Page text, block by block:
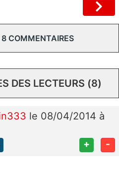
COMMENTAIRES
DES LECTEURS (8)
le 08/04/2014 à
+ -